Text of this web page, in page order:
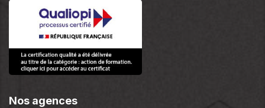
Nos agences